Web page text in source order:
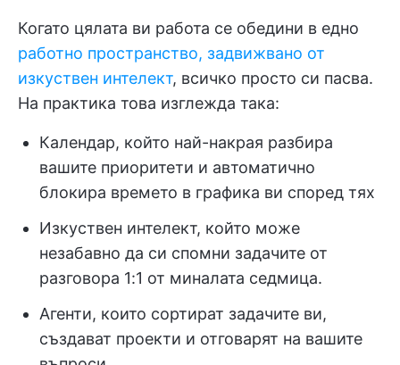
Когато цялата ви работа се обедини в едно
работно пространство, задвижвано от
изкуствен интелект, всичко просто си пасва.
На практика това изглежда така:
Календар, който най-накрая разбира
вашите приоритети и автоматично
блокира времето в графика ви според тях
Изкуствен интелект, който може
незабавно да си спомни задачите от
разговора 1:1 от миналата седмица.
Агенти, които сортират задачите ви,
създават проекти и отговарят на вашите